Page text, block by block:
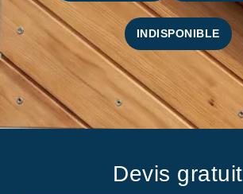
INDISPONIBLE
Devis gratuit